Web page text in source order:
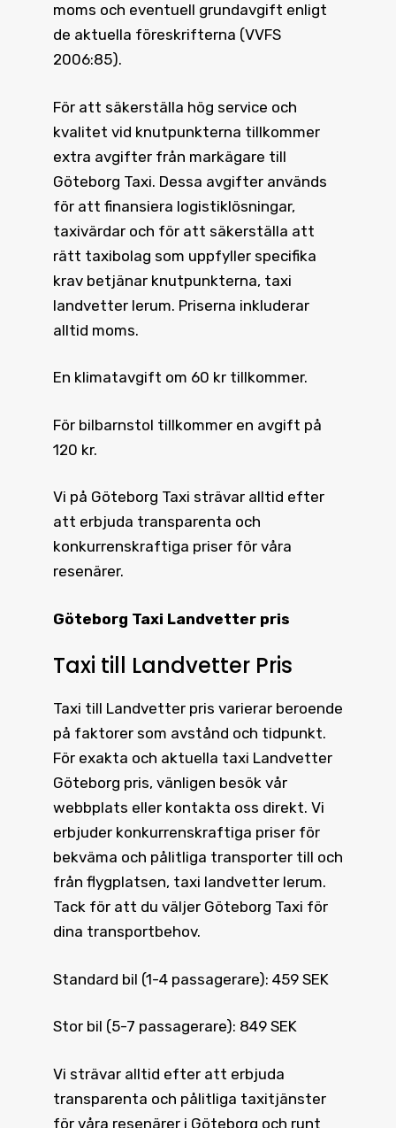
moms och eventuell grundavgift enligt
de aktuella föreskrifterna (VVFS
2006:85).
För att säkerställa hög service och
kvalitet vid knutpunkterna tillkommer
extra avgifter från markägare till
Göteborg Taxi. Dessa avgifter används
för att finansiera logistiklösningar,
taxivärdar och för att säkerställa att
rätt taxibolag som uppfyller specifika
krav betjänar knutpunkterna, taxi
landvetter lerum. Priserna inkluderar
alltid moms.
En klimatavgift om 60 kr tillkommer.
För bilbarnstol tillkommer en avgift på
120 kr.
Vi på Göteborg Taxi strävar alltid efter
att erbjuda transparenta och
konkurrenskraftiga priser för våra
resenärer.
Göteborg Taxi Landvetter pris
Taxi till Landvetter Pris
Taxi till Landvetter pris varierar beroende
på faktorer som avstånd och tidpunkt.
För exakta och aktuella taxi Landvetter
Göteborg pris, vänligen besök vår
webbplats eller kontakta oss direkt. Vi
erbjuder konkurrenskraftiga priser för
bekväma och pålitliga transporter till och
från flygplatsen, taxi landvetter lerum.
Tack för att du väljer Göteborg Taxi för
dina transportbehov.
Standard bil (1-4 passagerare): 459 SEK
Stor bil (5-7 passagerare): 849 SEK
Vi strävar alltid efter att erbjuda
transparenta och pålitliga taxitjänster
för våra resenärer i Göteborg och runt